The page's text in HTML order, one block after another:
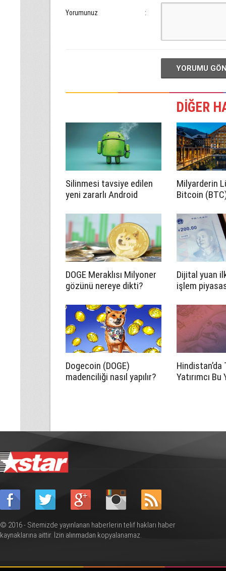
Yorumunuz :
YORUMU
DİĞER
Silinmesi tavsiye edilen
yeni zararlı Android
Milyarderin
Bitcoin
Edecek
DOGE Meraklısı Milyoner
gözünü nereye dikti?
Dijital yuan
işlem
Dogecoin (DOGE)
madenciliği nasıl yapılır?
Hindistan’da
Yatırımcı
© 2016 - Sitemizde yayınlanan haberlerin telif hakları haber
kaynaklarına aittir. İzin alınmadan kopyalanamaz.